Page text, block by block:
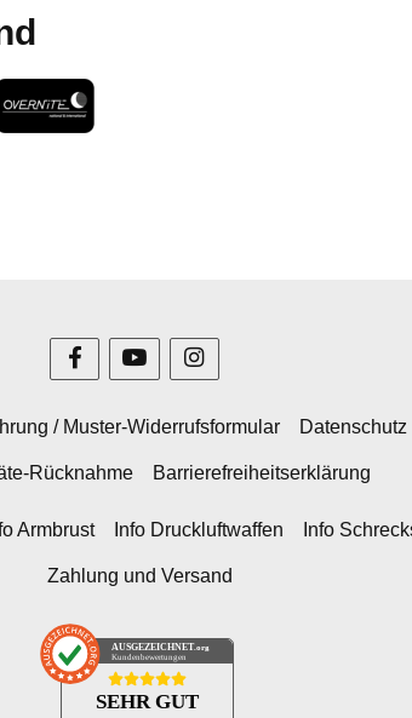
/ Muster-Widerrufsformular Datenschutz
Rücknahme Barrierefreiheitserklärung
Armbrust Info Druckluftwaffen Info
Zahlung und Versand
AUSGEZEICHNET .org
Kundenbewertungen
SEHR GUT